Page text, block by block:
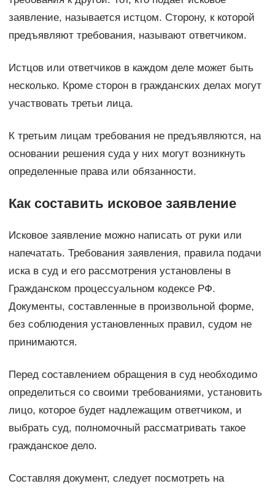
заявление, называется истцом. Сторону, к которой
предъявляют требования, называют ответчиком.
Истцов или ответчиков в каждом деле может быть
несколько. Кроме сторон в гражданских делах могут
участвовать третьи лица.
К третьим лицам требования не предъявляются, на
основании решения суда у них могут возникнуть
определенные права или обязанности.
Как составить исковое заявление
Исковое заявление можно написать от руки или
напечатать. Требования заявления, правила подачи
иска в суд и его рассмотрения установлены в
Гражданском процессуальном кодексе РФ.
Документы, составленные в произвольной форме,
без соблюдения установленных правил, судом не
принимаются.
Перед составлением обращения в суд необходимо
определиться со своими требованиями, установить
лицо, которое будет надлежащим ответчиком, и
выбрать суд, полномочный рассматривать такое
гражданское дело.
Составляя документ, следует посмотреть на